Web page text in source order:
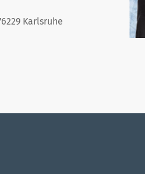
Karlsruhe